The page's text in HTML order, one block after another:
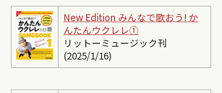
New Edition みんなで歌おう! か
んたんウクレレ①
リットーミュージック刊
(2025/1/16)